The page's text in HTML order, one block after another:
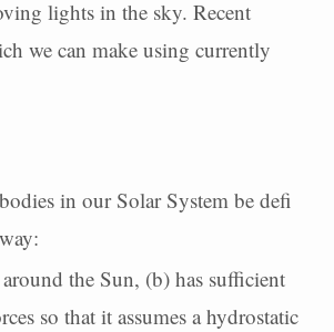
lights in the sky. Recent
we can make using currently
in our Solar System be defi
the Sun, (b) has sufficient
so that it assumes a hydrostatic